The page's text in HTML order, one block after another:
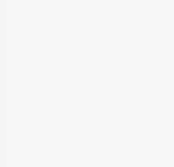
est la solution idéale pour un